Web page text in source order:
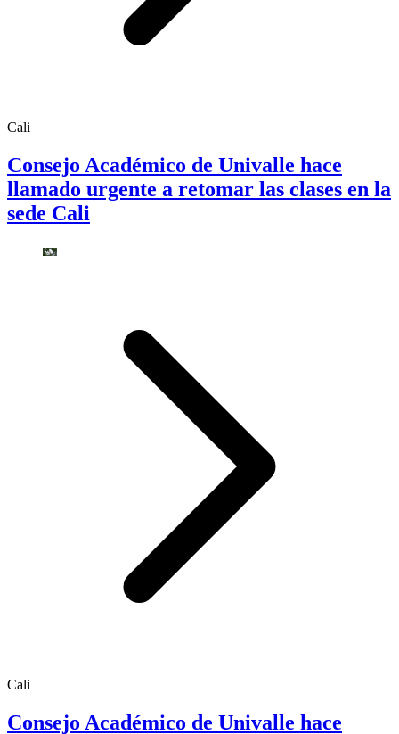
Cali
Consejo Académico de Univalle hace
llamado urgente a retomar las clases en la
sede Cali
Cali
Consejo Académico de Univalle hace